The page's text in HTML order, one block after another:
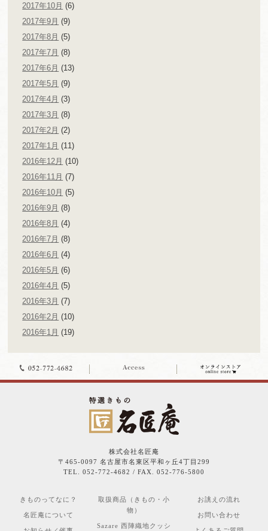
2017年10月 (6)
2017年9月 (9)
2017年8月 (5)
2017年7月 (8)
2017年6月 (13)
2017年5月 (9)
2017年4月 (3)
2017年3月 (8)
2017年2月 (2)
2017年1月 (11)
2016年12月 (10)
2016年11月 (7)
2016年10月 (5)
2016年9月 (8)
2016年8月 (4)
2016年7月 (8)
2016年6月 (4)
2016年5月 (6)
2016年4月 (5)
2016年3月 (7)
2016年2月 (10)
2016年1月 (19)
株式会社名匠庵
〒465-0097 名古屋市名東区平和ヶ丘4丁目299
TEL. 052-772-4682 / FAX. 052-776-5800
きものってなに？
名匠庵について
取扱商品（きもの・小
物）
Sazare 西陣織地クッシ
お誂えの流れ
お問い合わせ